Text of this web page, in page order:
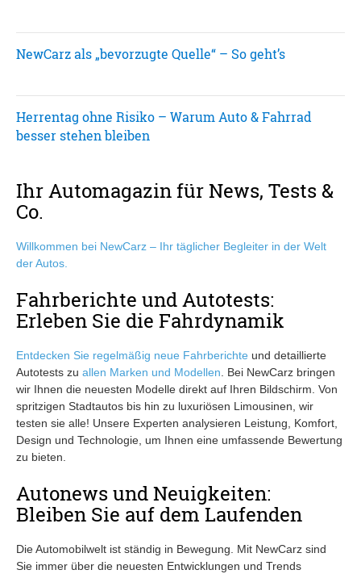
NewCarz als „bevorzugte Quelle“ – So geht’s
Herrentag ohne Risiko – Warum Auto & Fahrrad
besser stehen bleiben
Ihr Automagazin für News, Tests &
Co.
Willkommen bei NewCarz – Ihr täglicher Begleiter in der Welt
der Autos.
Fahrberichte und Autotests:
Erleben Sie die Fahrdynamik
Entdecken Sie regelmäßig neue Fahrberichte und detaillierte
Autotests zu allen Marken und Modellen. Bei NewCarz bringen
wir Ihnen die neuesten Modelle direkt auf Ihren Bildschirm. Von
spritzigen Stadtautos bis hin zu luxuriösen Limousinen, wir
testen sie alle! Unsere Experten analysieren Leistung, Komfort,
Design und Technologie, um Ihnen eine umfassende Bewertung
zu bieten.
Autonews und Neuigkeiten:
Bleiben Sie auf dem Laufenden
Die Automobilwelt ist ständig in Bewegung. Mit NewCarz sind
Sie immer über die neuesten Entwicklungen und Trends